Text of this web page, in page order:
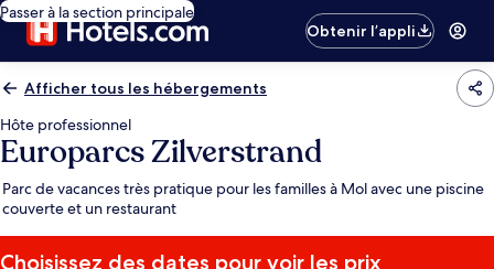
Passer à la section principale
Obtenir l’appli
Afficher tous les hébergements
Hôte professionnel
Europarcs Zilverstrand
Parc de vacances très pratique pour les familles à Mol avec une piscine
couverte et un restaurant
Choisissez des dates pour voir les prix